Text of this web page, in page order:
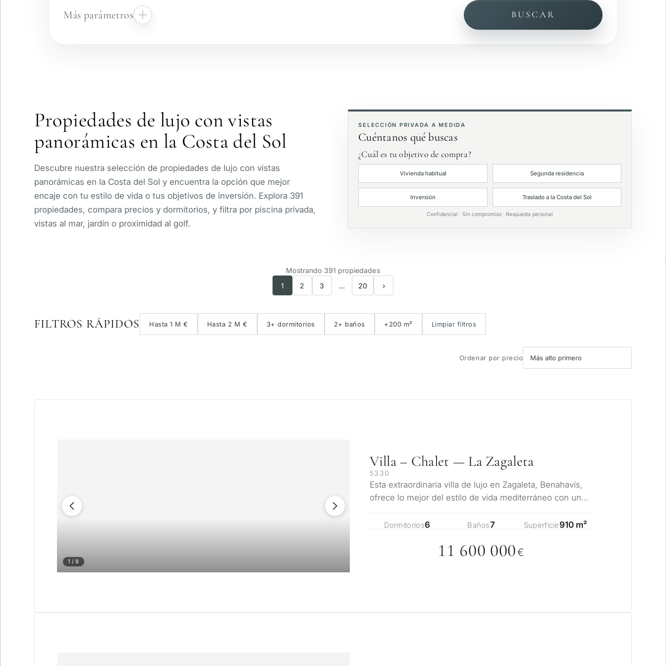
Con ascensor Primera línea de golf Exclusivas
Más parámetros BUSCAR
Propiedades de lujo con vistas
panorámicas en la Costa del Sol
Descubre nuestra selección de propiedades de lujo con vistas
panorámicas en la Costa del Sol y encuentra la opción que mejor
encaje con tu estilo de vida o tus objetivos de inversión. Explora 391
propiedades, compara precios y dormitorios, y filtra por piscina privada,
vistas al mar, jardín o proximidad al golf.
SELECCIÓN PRIVADA A MEDIDA
Cuéntanos qué buscas
¿Cuál es tu objetivo de compra?
Vivienda habitual Segunda residencia
Inversión Traslado a la Costa del Sol
Confidencial · Sin compromiso · Respuesta personal
Mostrando 391 propiedades
1
2 3 … 20 ›
FILTROS RÁPIDOS Hasta 1 M € Hasta 2 M € 3+ dormitorios 2+ baños +200 m² Limpiar filtros
Ordenar por precio
1 / 8
Villa – Chalet — La Zagaleta
5330
Esta extraordinaria villa de lujo en Zagaleta, Benahavís,
ofrece lo mejor del estilo de vida mediterráneo con una
Dormitorios6 Baños7 Superficie910 m²
11 600 000€